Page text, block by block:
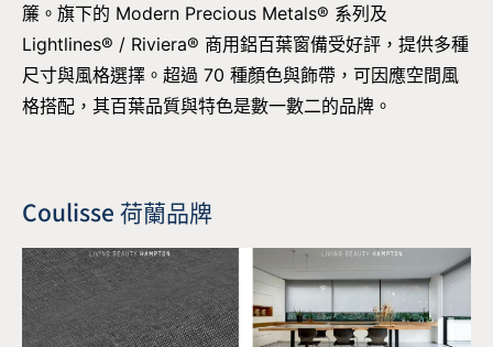
簾。旗下的 Modern Precious Metals® 系列及
Lightlines® / Riviera® 商用鋁百葉窗備受好評，提供多種
尺寸與風格選擇。超過 70 種顏色與飾帶，可因應空間風
格搭配，其百葉品質與特色是數一數二的品牌。
Coulisse 荷蘭品牌